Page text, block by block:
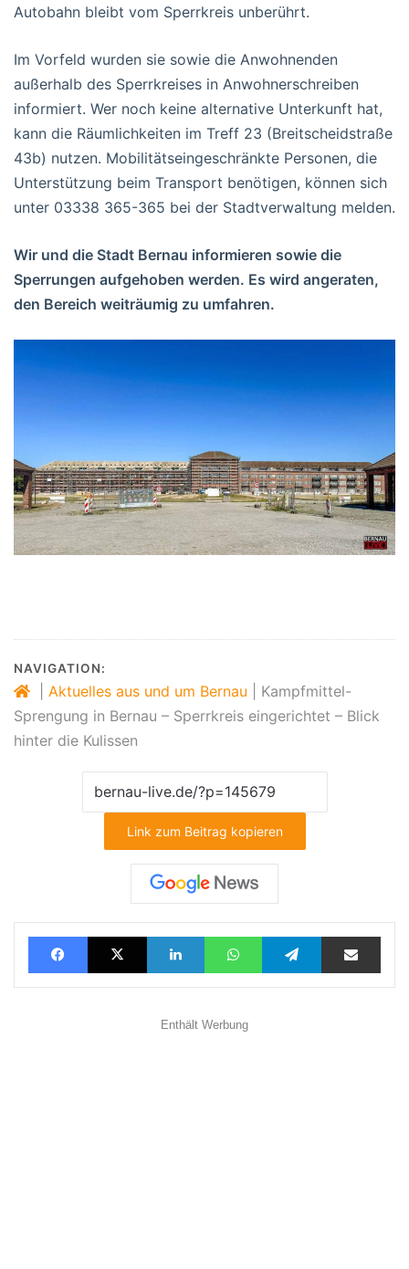
Autobahn bleibt vom Sperrkreis unberührt.
Im Vorfeld wurden sie sowie die Anwohnenden
außerhalb des Sperrkreises in Anwohnerschreiben
informiert. Wer noch keine alternative Unterkunft hat,
kann die Räumlichkeiten im Treff 23 (Breitscheidstraße
43b) nutzen. Mobilitätseingeschränkte Personen, die
Unterstützung beim Transport benötigen, können sich
unter 03338 365-365 bei der Stadtverwaltung melden.
Wir und die Stadt Bernau informieren sowie die
Sperrungen aufgehoben werden. Es wird angeraten,
den Bereich weiträumig zu umfahren.
NAVIGATION:
Aktuelles aus und um Bernau
Kampfmittel-
Sprengung in Bernau – Sperrkreis eingerichtet – Blick
hinter die Kulissen
Link zum Beitrag kopieren
FacebookX LinkedInWhatsAppTelegramTeilen via E-Mail
Enthält Werbung